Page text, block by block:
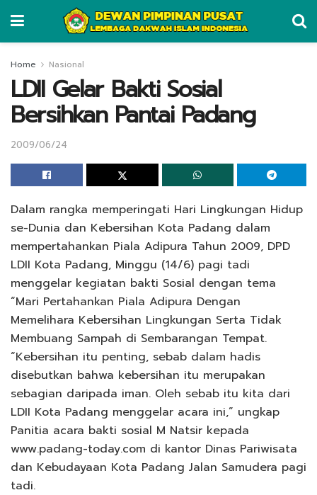
Home Nasional
LDII Gelar Bakti Sosial
Bersihkan Pantai Padang
2009/06/24
Dalam rangka memperingati Hari Lingkungan Hidup
se-Dunia dan Kebersihan Kota Padang dalam
mempertahankan Piala Adipura Tahun 2009, DPD
LDII Kota Padang, Minggu (14/6) pagi tadi
menggelar kegiatan bakti Sosial dengan tema
“Mari Pertahankan Piala Adipura Dengan
Memelihara Kebersihan Lingkungan Serta Tidak
Membuang Sampah di Sembarangan Tempat.
“Kebersihan itu penting, sebab dalam hadis
disebutkan bahwa kebersihan itu merupakan
sebagian daripada iman. Oleh sebab itu kita dari
LDII Kota Padang menggelar acara ini,” ungkap
Panitia acara bakti sosial M Natsir kepada
www.padang-today.com di kantor Dinas Pariwisata
dan Kebudayaan Kota Padang Jalan Samudera pagi
tadi.